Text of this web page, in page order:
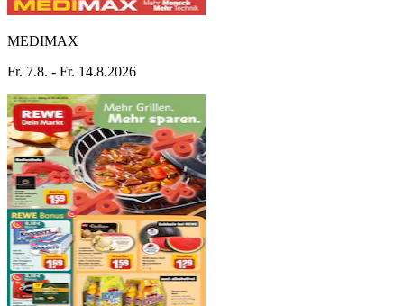
MEDIMAX
Fr. 7.8. - Fr. 14.8.2026